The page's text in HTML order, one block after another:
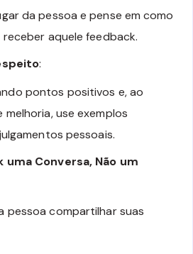
da pessoa e pense em como
aquele feedback.
:
pontos positivos e, ao
use exemplos
pessoais.
uma Conversa, Não um
pessoa compartilhar suas